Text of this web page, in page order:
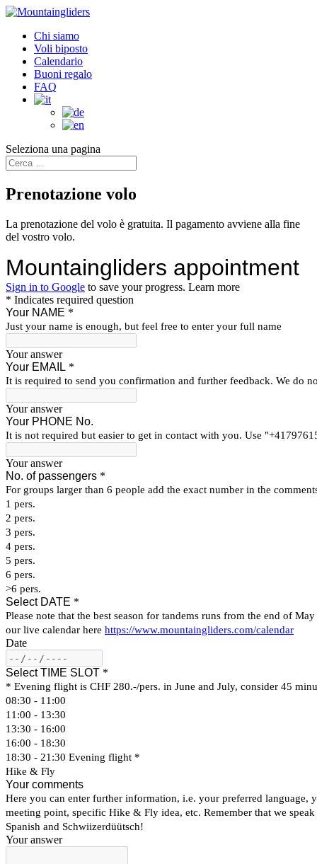
Chi siamo
Voli biposto
Calendario
Buoni regalo
FAQ
Seleziona una pagina
Prenotazione volo
La prenotazione del volo è gratuita. Il pagamento avviene alla fine
del vostro volo.